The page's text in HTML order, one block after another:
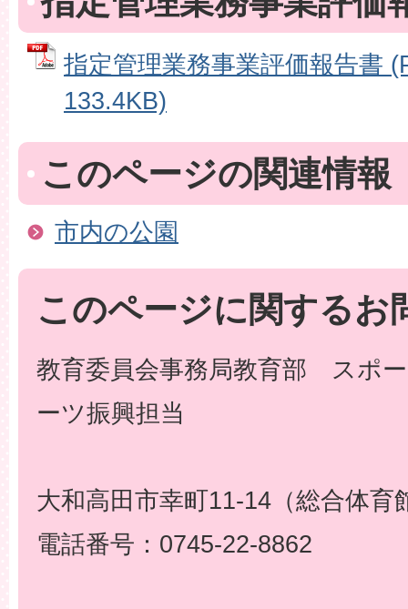
指定管理業務事業評価報告書
133.4KB)
このページの関連情報
市内の公園
このページに関するお
教育委員会事務局教育部 スポ
ーツ振興担当
大和高田市幸町11-14（総合体育
電話番号：0745-22-8862